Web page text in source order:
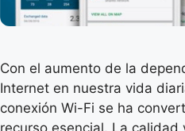
Con el aumento de la
Internet en nuestra vida
conexión Wi-Fi se ha
recurso esencial. La calidad